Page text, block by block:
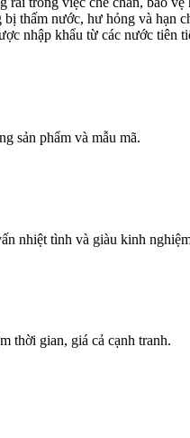
thấm nước, hư hỏng và hạn
nhập khẩu từ các nước
sản phẩm và mẫu mã.
nhiệt tình và giàu kinh
thời gian, giá cả cạnh tranh.